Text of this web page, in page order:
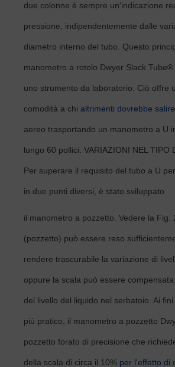
due colonne è sempre un'indicazione
pressione, indipendentemente dalle
diametro interno del tubo. Questo
manometro a rotolo Dwyer Slack
uno strumento da laboratorio. Ciò offre
comodità a chi altrimenti dovrebbe
aereo trasportando un manometro a U
lungo 60 pollici. VARIAZIONI NEL TIPO
Per superare il requisito del tubo a U
in due punti diversi, è stato sviluppato
il manometro a pozzetto. Vedere la Fig.
(pozzetto) può essere reso
rendere trascurabile la variazione di
oppure la scala può essere
del livello del liquido nel serbatoio. Ai
più pratico, il manometro a pozzetto
pozzetto forato di precisione che
della scala di circa il 10% per l'effetto di